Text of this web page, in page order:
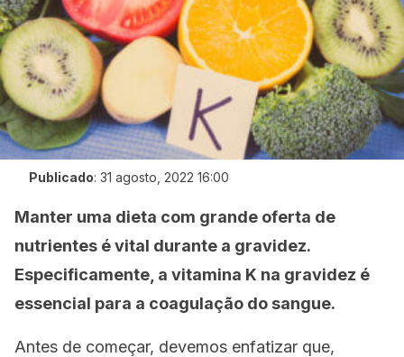
Publicado: 31 agosto, 2022 16:00
Manter uma dieta com grande oferta de
nutrientes é vital durante a gravidez.
Especificamente, a vitamina K na gravidez é
essencial para a coagulação do sangue.
Antes de começar, devemos enfatizar que,